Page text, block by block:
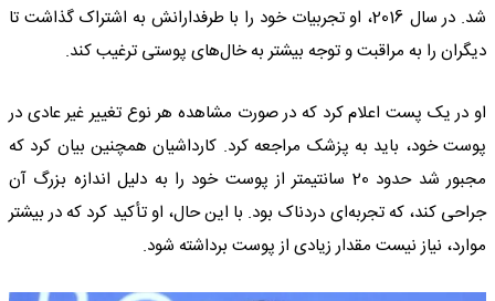
شد. در سال 2016، او تجربیات خود را با طرفدارانش به اشتراک گذاشت تا
دیگران را به مراقبت و توجه بیشتر به خال‌های پوستی ترغیب کند.
او در یک پست اعلام کرد که در صورت مشاهده هر نوع تغییر غیر عادی در
پوست خود، باید به پزشک مراجعه کرد. کارداشیان همچنین بیان کرد که
مجبور شد حدود 20 سانتیمتر از پوست خود را به دلیل اندازه بزرگ آن
جراحی کند، که تجربه‌ای دردناک بود. با این حال، او تأکید کرد که در بیشتر
موارد، نیاز نیست مقدار زیادی از پوست برداشته شود.